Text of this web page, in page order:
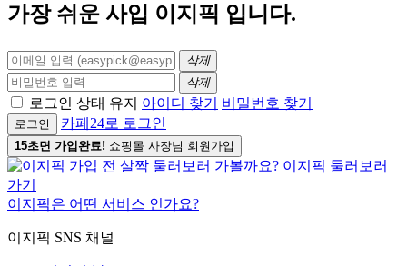
가장 쉬운 사입 이지픽 입니다.
삭제
삭제
로그인 상태 유지 아이디 찾기 비밀번호 찾기
로그인 카페24로 로그인
15초면 가입완료! 쇼핑몰 사장님 회원가입
이지픽은 어떤 서비스 인가요?
이지픽 SNS 채널